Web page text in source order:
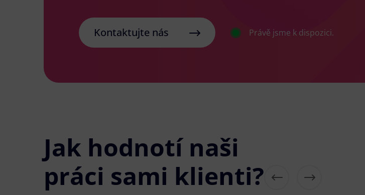
Kontaktujte nás Právě jsme k dispozici.
Jak hodnotí naši
práci sami klienti?